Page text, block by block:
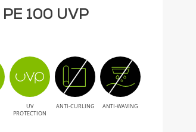
100 UVP
UV
PROTECTION
ANTI-CURLING ANTI-WAVING